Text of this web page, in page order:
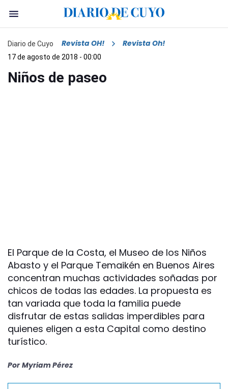
Diario de Cuyo Revista OH! Revista Oh!
17 de agosto de 2018 - 00:00
Niños de paseo
El Parque de la Costa, el Museo de los Niños
Abasto y el Parque Temaikén en Buenos Aires
concentran muchas actividades soñadas por
chicos de todas las edades. La propuesta es
tan variada que toda la familia puede
disfrutar de estas salidas imperdibles para
quienes eligen a esta Capital como destino
turístico.
Por Myriam Pérez